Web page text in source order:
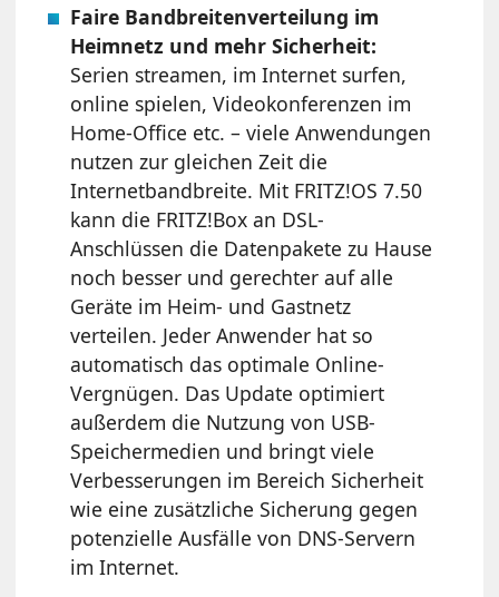
Faire Bandbreitenverteilung im
Heimnetz und mehr Sicherheit:
Serien streamen, im Internet surfen,
online spielen, Videokonferenzen im
Home-Office etc. – viele Anwendungen
nutzen zur gleichen Zeit die
Internetbandbreite. Mit FRITZ!OS 7.50
kann die FRITZ!Box an DSL-
Anschlüssen die Datenpakete zu Hause
noch besser und gerechter auf alle
Geräte im Heim- und Gastnetz
verteilen. Jeder Anwender hat so
automatisch das optimale Online-
Vergnügen. Das Update optimiert
außerdem die Nutzung von USB-
Speichermedien und bringt viele
Verbesserungen im Bereich Sicherheit
wie eine zusätzliche Sicherung gegen
potenzielle Ausfälle von DNS-Servern
im Internet.